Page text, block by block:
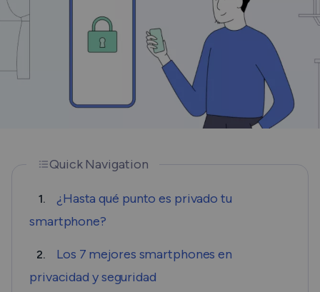
Quick Navigation
1.
¿Hasta qué punto es privado tu
smartphone?
2.
Los 7 mejores smartphones en
privacidad y seguridad